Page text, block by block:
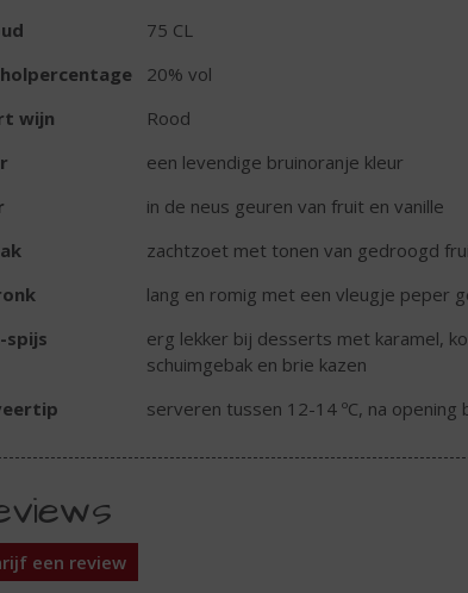
75 CL
20% vol
wijn
Rood
een levendige bruinoranje kleur
in de neus geuren van fruit en vanille
zachtzoet met tonen van gedroogd
lang en romig met een vleugje peper
spijs
erg lekker bij desserts met karamel,
schuimgebak en brie kazen
serveren tussen 12-14 ºC, na opening
een review